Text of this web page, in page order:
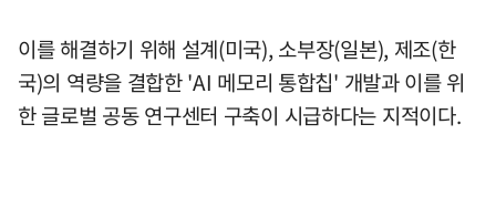
이를 해결하기 위해 설계(미국), 소부장(일본), 제조(한
국)의 역량을 결합한 'AI 메모리 통합칩' 개발과 이를 위
한 글로벌 공동 연구센터 구축이 시급하다는 지적이다.